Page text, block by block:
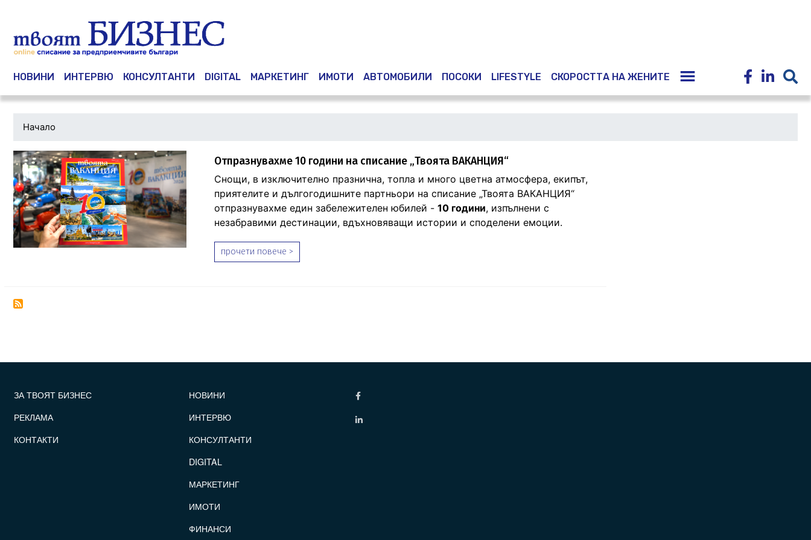
Main navigation
НОВИНИ ИНТЕРВЮ КОНСУЛТАНТИ DIGITAL МАРКЕТИНГ ИМОТИ АВТОМОБИЛИ ПОСОКИ LIFESTYLE СКОРОСТТА НА ЖЕНИТЕ
Начало
Отпразнувахме 10 години на списание „Твоята ВАКАНЦИЯ“
Снощи, в изключително празнична, топла и много цветна атмосфера, екипът,
приятелите и дългогодишните партньори на списание „Твоята ВАКАНЦИЯ“
отпразнувахме един забележителен юбилей - 10 години, изпълнени с
незабравими дестинации, вдъхновяващи истории и споделени емоции.
прочети повече >
ЗА ТВОЯТ БИЗНЕС
РЕКЛАМА
КОНТАКТИ
НОВИНИ
ИНТЕРВЮ
КОНСУЛТАНТИ
DIGITAL
МАРКЕТИНГ
ИМОТИ
ФИНАНСИ